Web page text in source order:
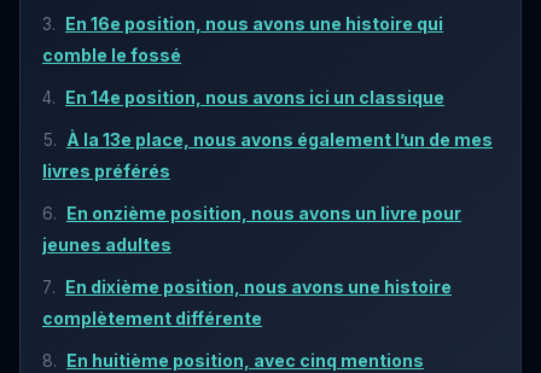
En 16e position, nous avons une histoire qui
comble le fossé
En 14e position, nous avons ici un classique
À la 13e place, nous avons également l’un de mes
livres préférés
En onzième position, nous avons un livre pour
jeunes adultes
En dixième position, nous avons une histoire
complètement différente
En huitième position, avec cinq mentions